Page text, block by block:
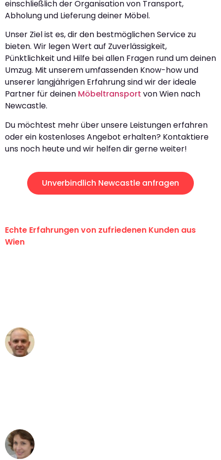
einschließlich der Organisation von Transport,
Abholung und Lieferung deiner Möbel.
Unser Ziel ist es, dir den bestmöglichen Service zu
bieten. Wir legen Wert auf Zuverlässigkeit,
Pünktlichkeit und Hilfe bei allen Fragen rund um deinen
Umzug. Mit unserem umfassenden Know-how und
unserer langjährigen Erfahrung sind wir der ideale
Partner für deinen Möbeltransport von Wien nach
Newcastle.
Du möchtest mehr über unsere Leistungen erfahren
oder ein kostenloses Angebot erhalten? Kontaktiere
uns noch heute und wir helfen dir gerne weiter!
Unverbindlich Newcastle anfragen
Echte Erfahrungen von zufriedenen Kunden aus
Wien